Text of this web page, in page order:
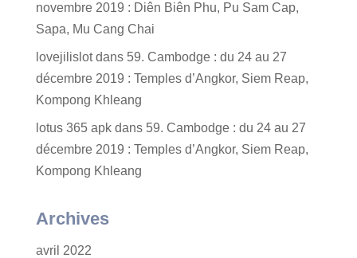
novembre 2019 : Diên Biên Phu, Pu Sam Cap,
Sapa, Mu Cang Chai
lovejilislotdans 59. Cambodge : du 24 au 27
décembre 2019 : Temples d’Angkor, Siem Reap,
Kompong Khleang
lotus 365 apkdans 59. Cambodge : du 24 au 27
décembre 2019 : Temples d’Angkor, Siem Reap,
Kompong Khleang
Archives
avril 2022